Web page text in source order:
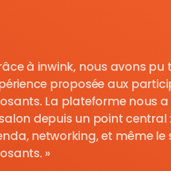
à inwink, nous avons
proposée aux
La plateforme nous
depuis un point central
networking, et même le